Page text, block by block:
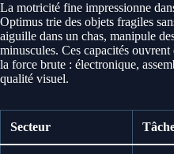
La motricité fine impressionne
Optimus trie des objets fragiles
aiguille dans un chas, manipule
minuscules. Ces capacités
la force brute : électronique,
qualité visuel.
Secteur